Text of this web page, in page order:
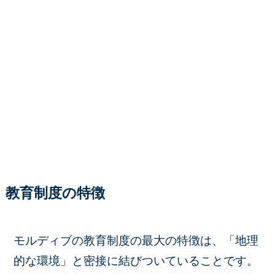
教育制度の特徴
モルディブの教育制度の最大の特徴は、「地理
的な環境」と密接に結びついていることです。